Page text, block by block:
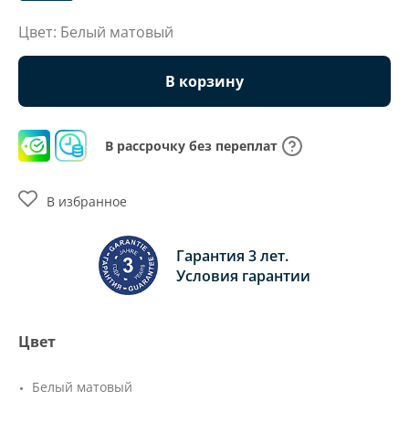
Цвет: Белый матовый
В корзину
В рассрочку без переплат
Гарантия 3 лет.
Условия гарантии
В избранное
Цвет
Белый матовый